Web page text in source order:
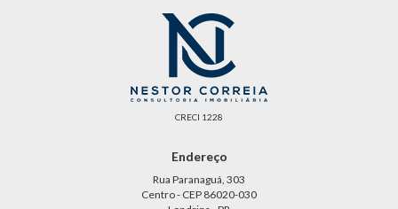
CRECI 1228
Endereço
Rua Paranaguá, 303
Centro - CEP 86020-030